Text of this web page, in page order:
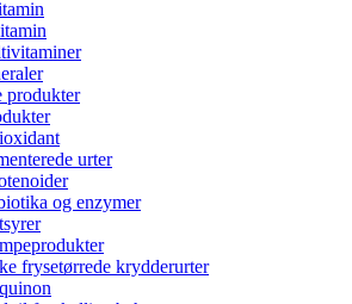
produkter
urter
og enzymer
frysetørrede krydderurter